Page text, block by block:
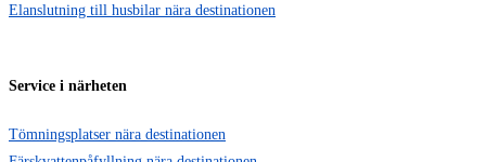
Elanslutning till husbilar nära destinationen
Service i närheten
Tömningsplatser nära destinationen